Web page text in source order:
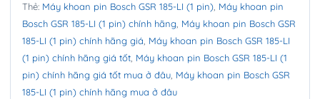
Thẻ: Máy khoan pin Bosch GSR 185-LI (1 pin) Máy khoan pin
Bosch GSR 185-LI (1 pin) chính hãng Máy khoan pin Bosch GSR
185-LI (1 pin) chính hãng giá Máy khoan pin Bosch GSR 185-LI
(1 pin) chính hãng giá tốt Máy khoan pin Bosch GSR 185-LI (1
pin) chính hãng giá tốt mua ở đâu Máy khoan pin Bosch GSR
185-LI (1 pin) chính hãng mua ở đâu